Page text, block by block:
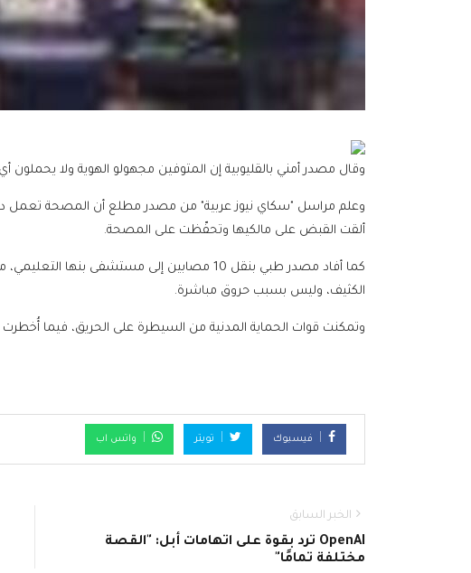
وقال مصدر أمني بالقليوبية إن المتوفين مجهولو الهوية ولا يحملون أي
وعلم مراسل "سكاي نيوز عربية" من مصدر مطلع أن المصحة تعمل
ألقت القبض على مالكيها وتحفّظت على المصحة.
كما أفاد مصدر طبي بنقل 10 مصابين إلى مستشفى بنها التعليمي، موضحا أن
الكثيف، وليس بسبب حروق مباشرة.
وتمكنت قوات الحماية المدنية من السيطرة على الحريق، فيما أُخطرت
فيسبوك تويتر واتس اب
الخبر السابق
OpenAI ترد بقوة على اتهامات أبل: "القصة
مختلفة تمامًا"